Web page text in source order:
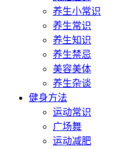
养生小常识
养生常识
养生知识
养生禁忌
美容美体
养生杂谈
健身方法
运动常识
广场舞
运动减肥